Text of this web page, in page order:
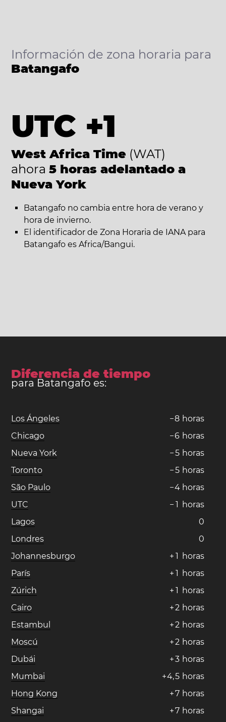
Información de zona horaria para
Batangafo
UTC +1
West Africa Time (WAT)
ahora 5 horas adelantado a
Nueva York
Batangafo no cambia entre hora de verano y
hora de invierno.
El identificador de Zona Horaria de IANA para
Batangafo es Africa/Bangui.
Diferencia de tiempo
para Batangafo es:
Los Ángeles −8 horas
Chicago
−6 horas
Nueva York
−5 horas
Toronto
−5 horas
São Paulo
−4 horas
UTC
− 1 horas
Lagos
0
Londres
0
Johannesburgo
+ 1 horas
París
+ 1 horas
Zúrich
+ 1 horas
Cairo
+2 horas
Estambul
+2 horas
Moscú
+2 horas
Dubái
+3 horas
Mumbai
+4,5 horas
Hong Kong
+7 horas
Shangai
+7 horas